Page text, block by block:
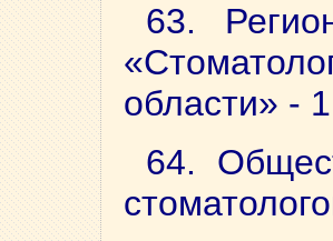
63.
области» -
64.